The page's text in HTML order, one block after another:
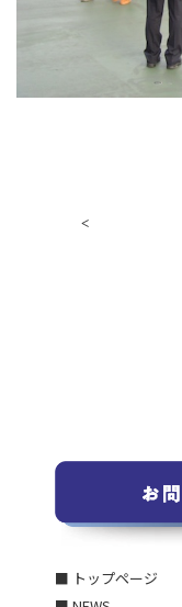
<
■ トップページ